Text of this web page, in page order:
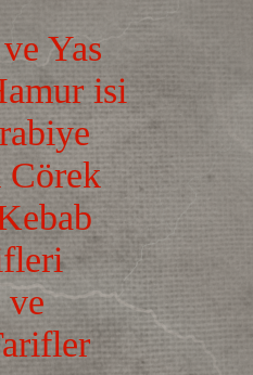
Yas
isi
Cörek
ve